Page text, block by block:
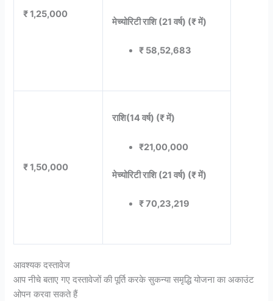
₹ 1,25,000
मेच्योरिटी राशि (21 वर्ष) (₹ में)
₹ 58,52,683
₹ 1,50,000
राशि(14 वर्ष) (₹ में)
₹21,00,000
मेच्योरिटी राशि (21 वर्ष) (₹ में)
₹ 70,23,219
आवश्यक दस्तावेज
आप नीचे बताए गए दस्तावेजों की पूर्ति करके सुकन्या समृद्धि योजना का अकाउंट
ओपन करवा सकते हैं